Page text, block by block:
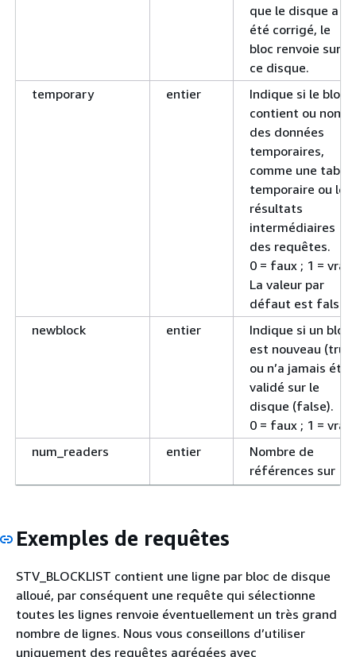
que le disque a
été corrigé, le
bloc renvoie sur
ce disque.
temporary
entier
Indique si le bloc
contient ou non
des données
temporaires,
comme une table
temporaire ou les
résultats
intermédiaires
des requêtes.
0 = faux ; 1 = vrai.
La valeur par
défaut est false.
newblock
entier
Indique si un bloc
est nouveau (true)
ou n’a jamais été
validé sur le
disque (false).
0 = faux ; 1 = vrai.
num_readers
entier
Nombre de
références sur
chaque bloc.
Redshift pour
l’en-tête du bloc.
Exemples de requêtes
STV_BLOCKLIST contient une ligne par bloc de disque
alloué, par conséquent une requête qui sélectionne
toutes les lignes renvoie éventuellement un très grand
nombre de lignes. Nous vous conseillons d’utiliser
uniquement des requêtes agrégées avec